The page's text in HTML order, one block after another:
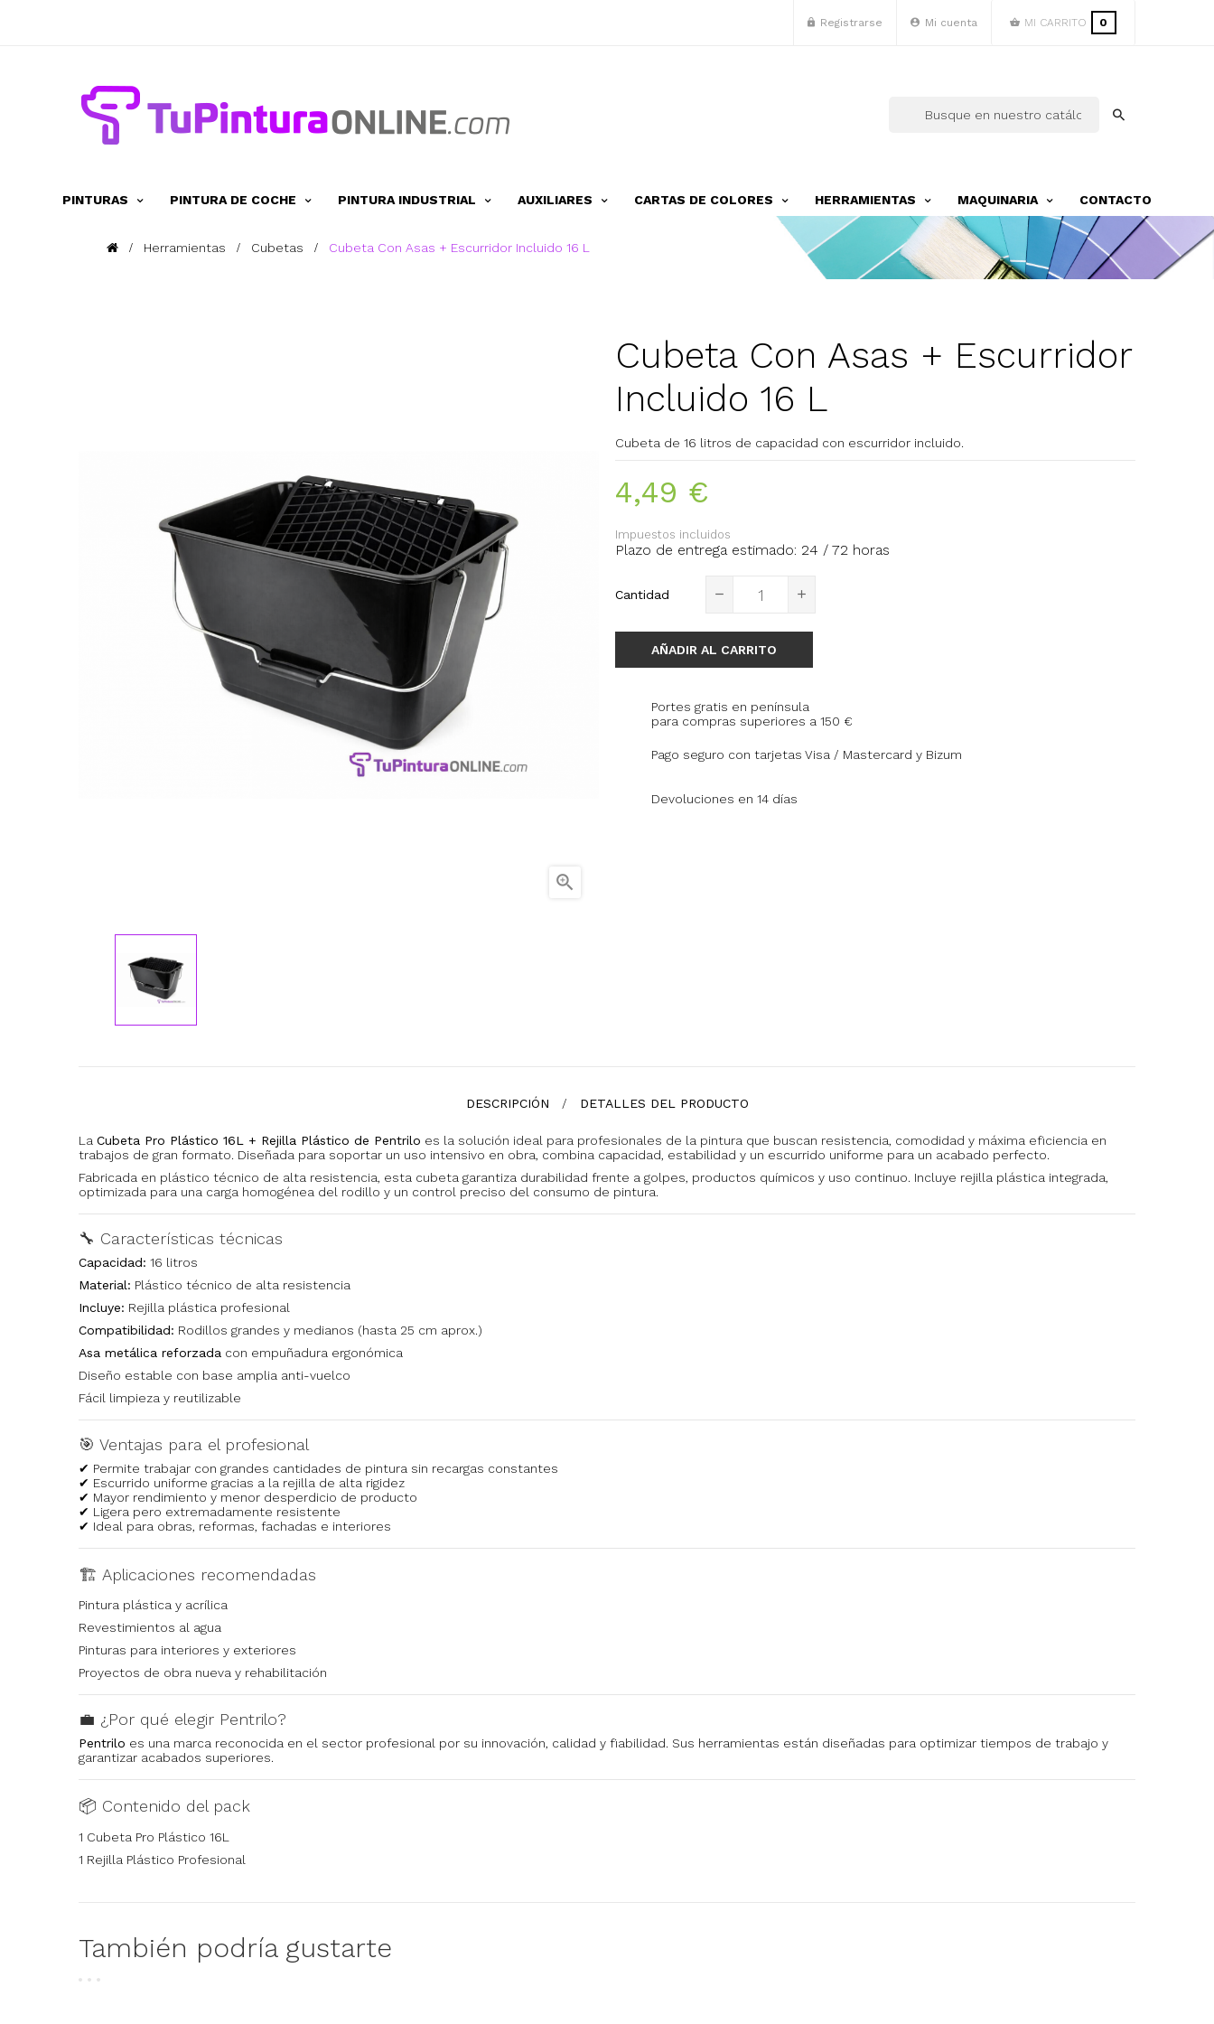
Registrarse Mi cuenta MI CARRITO 0
PINTURAS PINTURA DE COCHE PINTURA INDUSTRIAL AUXILIARES CARTAS DE COLORES HERRAMIENTAS MAQUINARIA CONTACTO
Herramientas Cubetas Cubeta Con Asas + Escurridor Incluido 16 L

Cubeta Con Asas + Escurridor
Incluido 16 L
Cubeta de 16 litros de capacidad con escurridor incluido.
4,49 €
Impuestos incluidos
Plazo de entrega estimado: 24 / 72 horas
Cantidad
AÑADIR AL CARRITO
Portes gratis en península
para compras superiores a 150 €
Pago seguro con tarjetas Visa / Mastercard y Bizum
Devoluciones en 14 días
DESCRIPCIÓN DETALLES DEL PRODUCTO
La Cubeta Pro Plástico 16L + Rejilla Plástico de Pentrilo es la solución ideal para profesionales de la pintura que buscan resistencia, comodidad y máxima eficiencia en
trabajos de gran formato. Diseñada para soportar un uso intensivo en obra, combina capacidad, estabilidad y un escurrido uniforme para un acabado perfecto.
Fabricada en plástico técnico de alta resistencia, esta cubeta garantiza durabilidad frente a golpes, productos químicos y uso continuo. Incluye rejilla plástica integrada,
optimizada para una carga homogénea del rodillo y un control preciso del consumo de pintura.
🔧 Características técnicas
Capacidad: 16 litros
Material: Plástico técnico de alta resistencia
Incluye: Rejilla plástica profesional
Compatibilidad: Rodillos grandes y medianos (hasta 25 cm aprox.)
Asa metálica reforzada con empuñadura ergonómica
Diseño estable con base amplia anti-vuelco
Fácil limpieza y reutilizable
🎯 Ventajas para el profesional
✔ Permite trabajar con grandes cantidades de pintura sin recargas constantes
✔ Escurrido uniforme gracias a la rejilla de alta rigidez
✔ Mayor rendimiento y menor desperdicio de producto
✔ Ligera pero extremadamente resistente
✔ Ideal para obras, reformas, fachadas e interiores
🏗 Aplicaciones recomendadas
Pintura plástica y acrílica
Revestimientos al agua
Pinturas para interiores y exteriores
Proyectos de obra nueva y rehabilitación
💼 ¿Por qué elegir Pentrilo?
Pentrilo es una marca reconocida en el sector profesional por su innovación, calidad y fiabilidad. Sus herramientas están diseñadas para optimizar tiempos de trabajo y
garantizar acabados superiores.
📦 Contenido del pack
1 Cubeta Pro Plástico 16L
1 Rejilla Plástico Profesional
También podría gustarte